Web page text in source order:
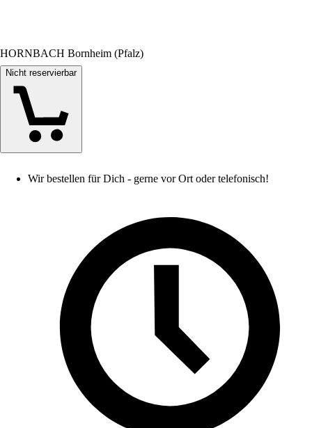
HORNBACH Bornheim (Pfalz)
Nicht reservierbar
Wir bestellen für Dich - gerne vor Ort oder telefonisch!